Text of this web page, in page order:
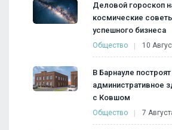
Деловой гороскоп
космические
успешного бизнеса
Общество 10
В Барнауле построят
административное
с Ковшом
Общество 7